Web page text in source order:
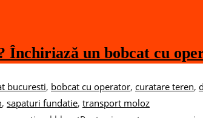
Închiriază un bobcat cu
bucuresti, bobcat cu operator, curatare teren,
, sapaturi fundatie, transport moloz